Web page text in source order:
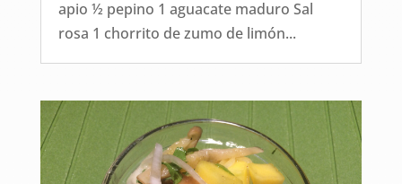
apio ½ pepino 1 aguacate maduro Sal
rosa 1 chorrito de zumo de limón...